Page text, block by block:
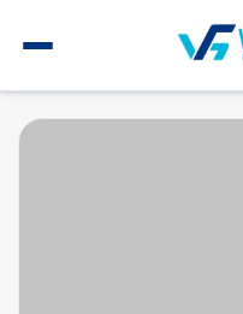
Terug naar home